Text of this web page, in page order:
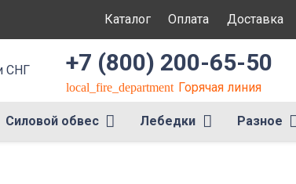
Каталог Оплата Доставка
СНГ +7 (800) 200-65-50
local_fire_department Горячая линия
Силовой обвес Лебедки Разное